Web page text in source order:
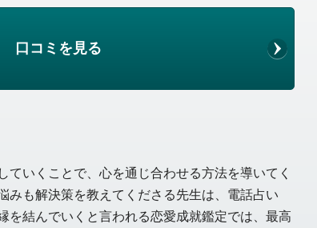
口コミを見る
ていくことで、心を通じ合わせる方法を導いてく
みも解決策を教えてくださる先生は、電話占い
を結んでいくと言われる恋愛成就鑑定では、最高